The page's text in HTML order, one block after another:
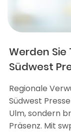
Werden
Südwest
Regionale
Südwest
Ulm, sondern
Präsenz. Mit